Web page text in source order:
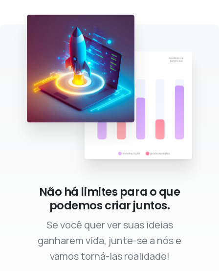
Não há limites para o que
podemos criar juntos.
Se você quer ver suas ideias
ganharem vida, junte-se a nós e
vamos torná-las realidade!